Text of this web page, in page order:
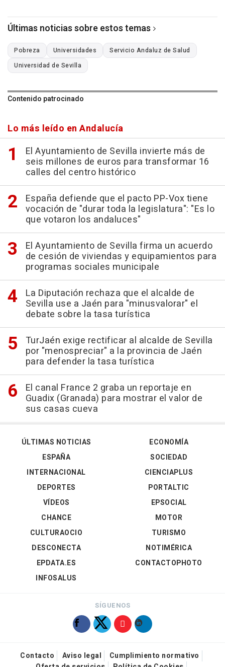
Últimas noticias sobre estos temas
Pobreza Universidades
Servicio Andaluz de Salud
Universidad de Sevilla
Contenido patrocinado
Lo más leído en Andalucía
El Ayuntamiento de Sevilla invierte más de
seis millones de euros para transformar 16
calles del centro histórico
España defiende que el pacto PP-Vox tiene
vocación de "durar toda la legislatura": "Es lo
que votaron los andaluces"
El Ayuntamiento de Sevilla firma un acuerdo
de cesión de viviendas y equipamientos para
programas sociales municipale
La Diputación rechaza que el alcalde de
Sevilla use a Jaén para "minusvalorar" el
debate sobre la tasa turística
TurJaén exige rectificar al alcalde de Sevilla
por "menospreciar" a la provincia de Jaén
para defender la tasa turística
El canal France 2 graba un reportaje en
Guadix (Granada) para mostrar el valor de
sus casas cueva
ÚLTIMAS NOTICIAS
ESPAÑA
INTERNACIONAL
DEPORTES
VÍDEOS
ECONOMÍA
SOCIEDAD
CIENCIAPLUS
PORTALTIC
EPSOCIAL
CHANCE
CULTURAOCIO
DESCONECTA
EPDATA.ES
INFOSALUS
MOTOR
TURISMO
NOTIMÉRICA
CONTACTOPHOTO
SÍGUENOS
Contacto Aviso legal
Cumplimiento normativo